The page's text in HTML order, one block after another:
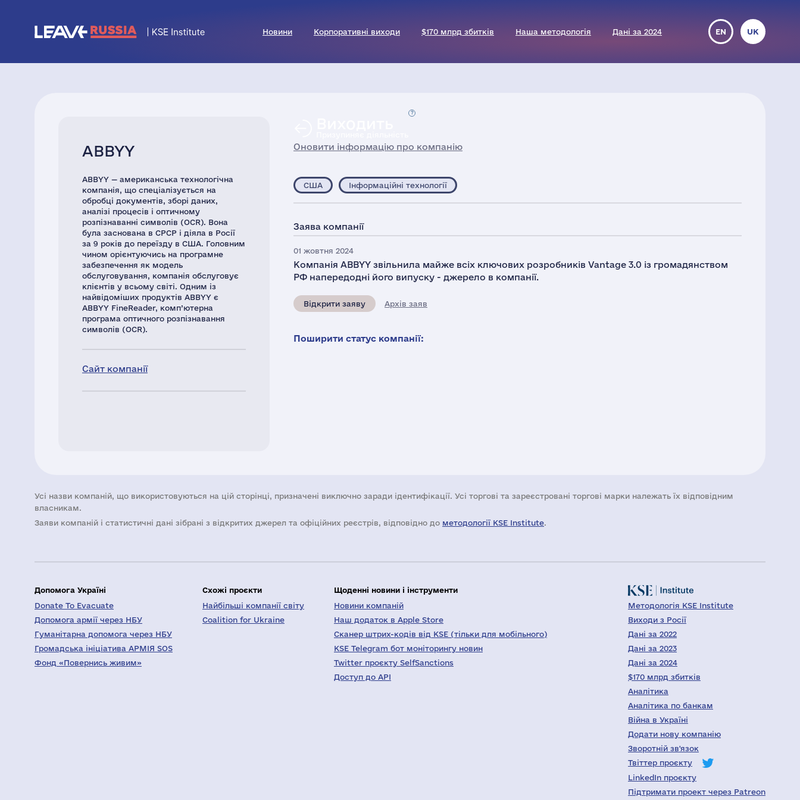
Новини Корпоративні виходи $170 млрд збитків Наша методологія Дані за 2024 EN UK
ABBYY
ABBYY — американська технологічна
компанія, що спеціалізується на
обробці документів, зборі даних,
аналізі процесів і оптичному
розпізнаванні символів (OCR). Вона
була заснована в СРСР і діяла в Росії
за 9 років до переїзду в США. Головним
чином орієнтуючись на програмне
забезпечення як модель
обслуговування, компанія обслуговує
клієнтів у всьому світі. Одним із
найвідоміших продуктів ABBYY є
ABBYY FineReader, комп’ютерна
програма оптичного розпізнавання
символів (OCR).
Сайт компанії
Оновити інформацію про компанію
США Інформаційні технології
Заява компанії
01 жовтня 2024
Компанія ABBYY звільнила майже всіх ключових розробників Vantage 3.0 із громадянством
РФ напередодні його випуску - джерело в компанії.
Відкрити заяву Архів заяв
Поширити статус компанії:
Усі назви компаній, що використовуються на цій сторінці, призначені виключно заради ідентифікації. Усі торгові та зареєстровані торгові марки належать їх відповідним
власникам.
Заяви компаній i статистичні дані зібрані з відкритих джерел та офіційних реєстрів, відповідно до методології KSE Institute.
Допомога Україні
Donate To Evacuate
Допомога армії через НБУ
Гуманітарна допомога через НБУ
Громадська ініціатива АРМІЯ SOS
Фонд «Повернись живим»
Схожі проєкти
Найбільші компанії світу
Coalition for Ukraine
Щоденні новини і інструменти
Новини компаній
Наш додаток в Apple Store
Сканер штрих-кодів від KSE (тільки для мобільного)
KSE Telegram бот моніторингу новин
Twitter проєкту SelfSanctions
Доступ до API
Методологія KSE Institute
Виходи з Росії
Дані за 2022
Дані за 2023
Дані за 2024
$170 млрд збитків
Аналітика
Аналітика по банкам
Війна в Україні
Додати нову компанію
Зворотній зв'язок
Твіттер проєкту
LinkedIn проєкту
Підтримати проект через Patreon